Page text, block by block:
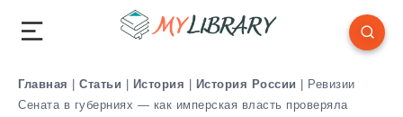
Главная | Статьи | История | История России | Ревизии
Сената в губерниях — как имперская власть проверяла